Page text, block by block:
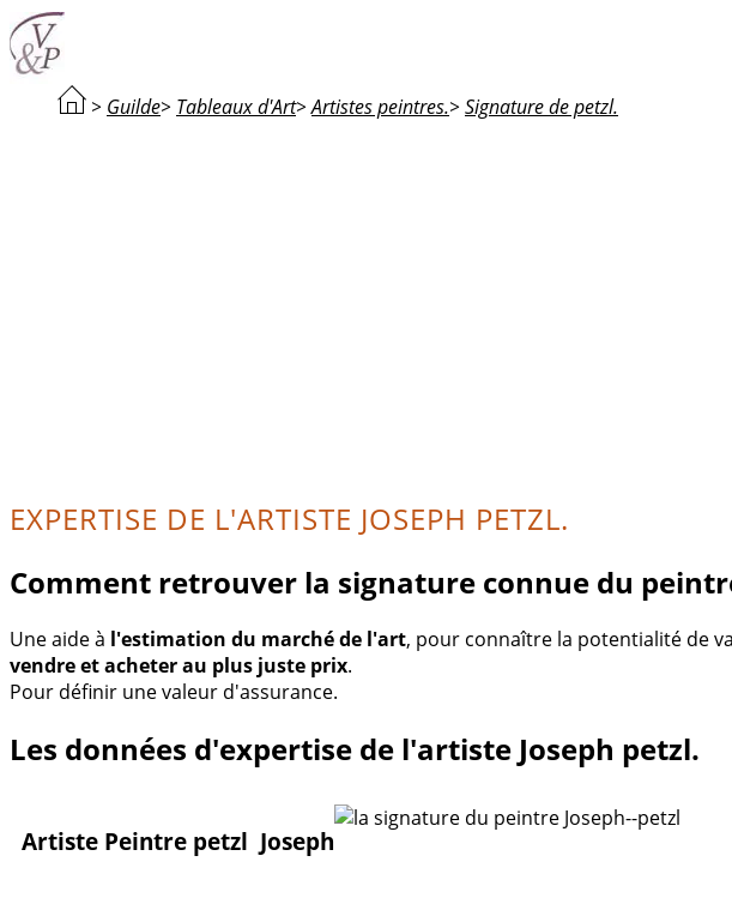
> Guilde> Tableaux d'Art>Artistes peintres.> Signature de petzl.
EXPERTISE DE L'ARTISTE JOSEPH PETZL.
Comment retrouver la signature connue du
Une aide à l'estimation du marché de l'art, pour connaître la potentialité de
vendre et acheter au plus juste prix.
Pour définir une valeur d'assurance.
Les données d'expertise de l'artiste Joseph petzl.
Artiste Peintre petzl Joseph